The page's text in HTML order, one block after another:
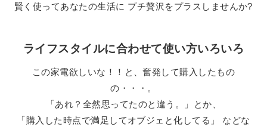
賢く使ってあなたの生活に プチ贅沢をプラスしませんか?
ライフスタイルに合わせて使い方いろいろ
この家電欲しいな！！と、奮発して購入したもの
の・・・。
「あれ？全然思ってたのと違う。」とか、
「購入した時点で満足してオブジェと化してる」 などな